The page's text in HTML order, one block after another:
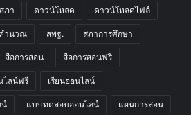
ภา ดาวน์โหลด ดาวน์โหลดไฟล์
ำนวณ สพฐ. สภาการศึกษา
สื่อการสอน สื่อการสอนฟรี
ไลน์ฟรี เรียนออนไลน์
น์ แบบทดสอบออนไลน์ แผนการสอน